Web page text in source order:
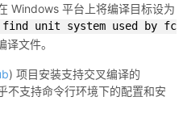
Windows 平台上将编译目标设为
find unit system used by fc
文件。
) 项目安装支持交叉编译的
不支持命令行环境下的配置和安